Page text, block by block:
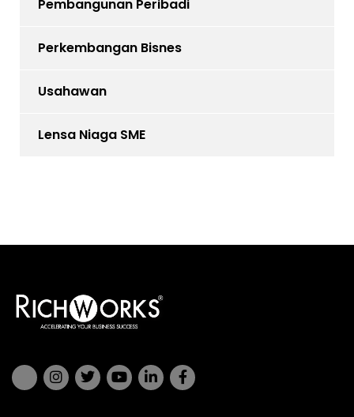
Pembangunan Peribadi
Perkembangan Bisnes
Usahawan
Lensa Niaga SME